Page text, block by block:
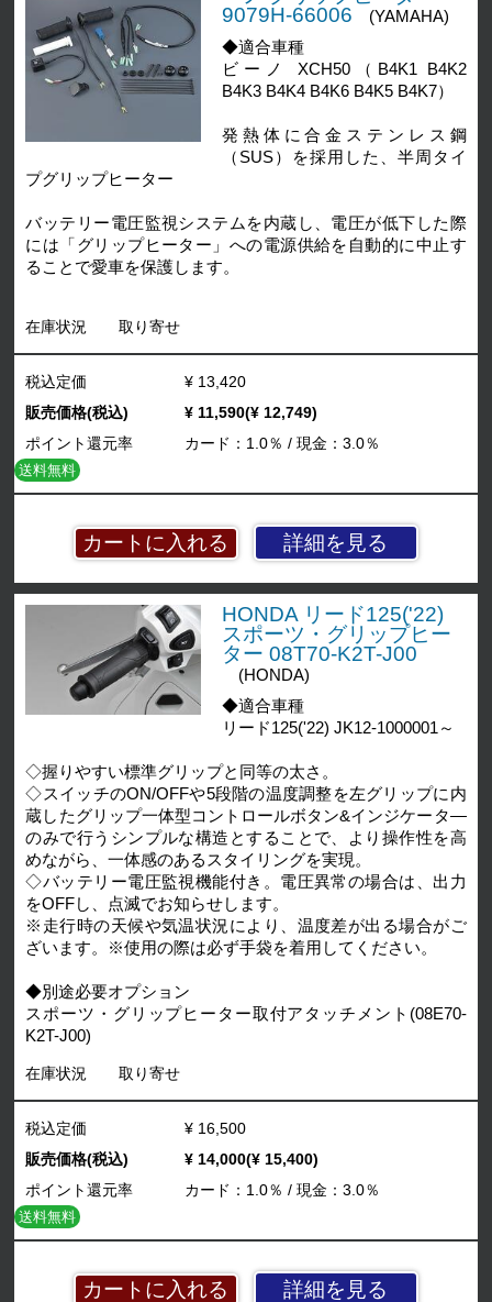
9079H-66006
(YAMAHA)
◆適合車種
ビーノ XCH50（B4K1 B4K2
B4K3 B4K4 B4K6 B4K5 B4K7）
発熱体に合金ステンレス鋼
（SUS）を採用した、半周タイ
プグリップヒーター
バッテリー電圧監視システムを内蔵し、電圧が低下した際
には「グリップヒーター」への電源供給を自動的に中止す
ることで愛車を保護します。
在庫状況 取り寄せ
詳細を見る
税込定価
¥ 13,420
販売価格(税込)
¥ 11,590(¥ 12,749)
ポイント還元率
カード：1.0％ / 現金：3.0％
送料無料
HONDA リード125('22)
スポーツ・グリップヒー
ター 08T70-K2T-J00
(HONDA)
◆適合車種
リード125('22) JK12-1000001～
◇握りやすい標準グリップと同等の太さ。
◇スイッチのON/OFFや5段階の温度調整を左グリップに内
蔵したグリップ一体型コントロールボタン&インジケータ―
のみで行うシンプルな構造とすることで、より操作性を高
めながら、一体感のあるスタイリングを実現。
◇バッテリー電圧監視機能付き。電圧異常の場合は、出力
をOFFし、点滅でお知らせします。
※走行時の天候や気温状況により、温度差が出る場合がご
ざいます。※使用の際は必ず手袋を着用してください。
◆別途必要オプション
スポーツ・グリップヒーター取付アタッチメント(08E70-
K2T-J00)
在庫状況 取り寄せ
詳細を見る
税込定価
¥ 16,500
販売価格(税込)
¥ 14,000(¥ 15,400)
ポイント還元率
カード：1.0％ / 現金：3.0％
送料無料